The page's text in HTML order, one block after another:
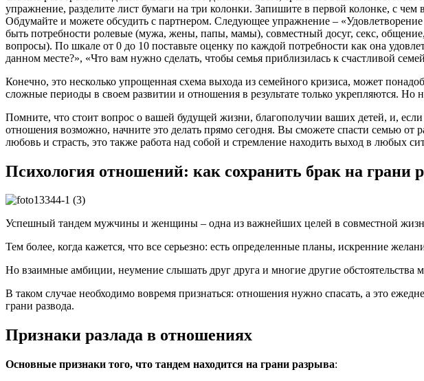
упражнение, разделите лист бумаги на три колонки. Запишите в первой колонке, с
Обдумайте и можете обсудить с партнером. Следующее упражнение –
быть потребности ролевые (мужа, жены, папы, мамы), совместный досуг, секс,
вопросы). По шкале от 0 до 10 поставьте оценку по каждой потребности как она
данном месте?», «Что вам нужно сделать, чтобы семья приблизилась к счастливой
Конечно, это несколько упрощенная схема выхода из семейного кризиса, может
сложные периоды в своем развитии и отношения в результате только укрепляются. Но
Помните, что стоит вопрос о вашей будущей жизни, благополучии ваших детей, и,
отношения возможно, начните это делать прямо сегодня. Вы сможете спасти семью
любовь и страсть, это также работа над собой и стремление находить выход в любых
Психология отношений: как сохранить брак на грани
Успешный тандем мужчины и женщины – одна из важнейших целей в совместной
Тем более, когда кажется, что все серьезно: есть определенные планы, искренние
Но взаимные амбиции, неумение слышать друг друга и многие другие
В таком случае необходимо вовремя признаться: отношения нужно спасать, а это
грани развода.
Признаки разлада в отношениях
Основные признаки того, что тандем находится на грани разрыва: